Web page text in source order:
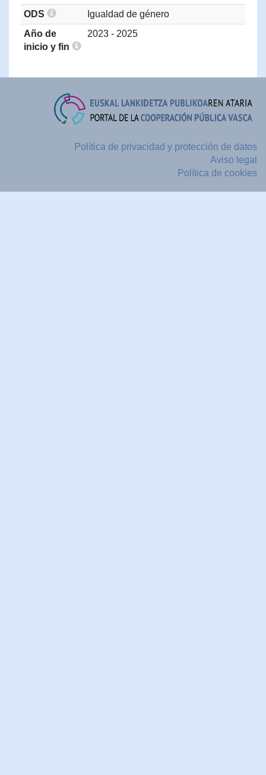
ODS
Igualdad de género
Año de
inicio y fin
2023 - 2025
Política de privacidad y protección de datos
Aviso legal
Política de cookies